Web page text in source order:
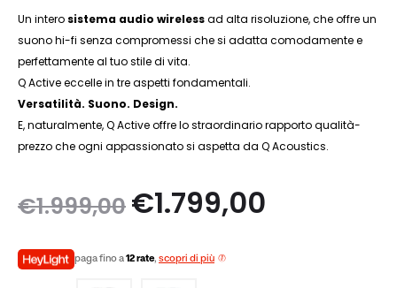
Un intero sistema audio wirelessad alta risoluzione, che offre un
suono hi-fi senza compromessi che si adatta comodamente e
perfettamente al tuo stile di vita.
Q Active eccelle in tre aspetti fondamentali.
Versatilità. Suono. Design.
E, naturalmente, Q Active offre lo straordinario rapporto qualità-
prezzo che ogni appassionato si aspetta da Q Acoustics.
€1.999,00 Il
€1.799,00
paga fino a12 rate, scopri di più